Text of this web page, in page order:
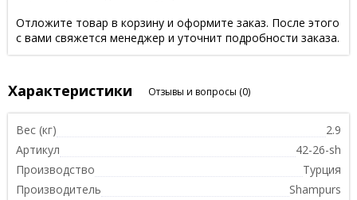
Отложите товар в корзину и оформите заказ. После этого
с вами свяжется менеджер и уточнит подробности заказа.
Характеристики Отзывы и вопросы (0)
Вес (кг)
2.9
Артикул
42-26-sh
Производство
Турция
Производитель
Shampurs